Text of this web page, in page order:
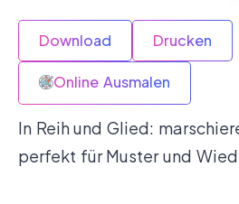
Download Drucken
Online Ausmalen
In Reih und Glied:
perfekt für Muster und